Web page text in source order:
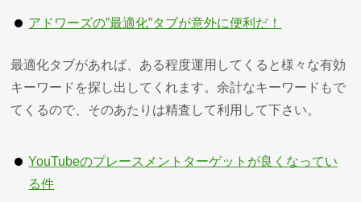
アドワーズの”最適化”タブが意外に便利だ！
最適化タブがあれば、ある程度運用してくると様々な有効
キーワードを探し出してくれます。余計なキーワードもで
てくるので、そのあたりは精査して利用して下さい。
YouTubeのプレースメントターゲットが良くなってい
る件